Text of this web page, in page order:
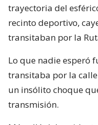
trayectoria del
recinto deportivo,
transitaban por la
Lo que nadie esperó
transitaba por la
un insólito choque
transmisión.